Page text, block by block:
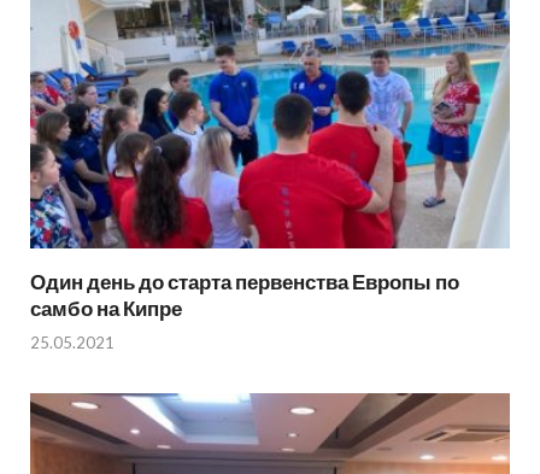
Один день до старта первенства Европы по
самбо на Кипре
25.05.2021